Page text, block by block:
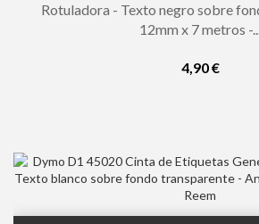
Rotuladora - Texto negro sobre
12mm x 7 metros -
4,90 €